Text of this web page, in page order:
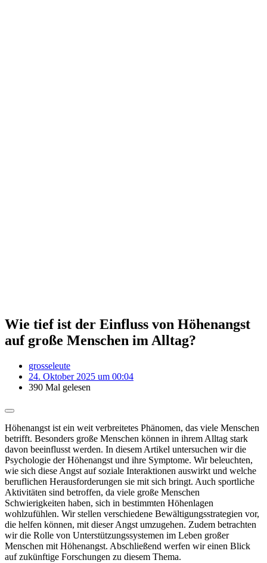
Wie tief ist der Einfluss von Höhenangst
auf große Menschen im Alltag?
grosseleute
24. Oktober 2025 um 00:04
390 Mal gelesen
Höhenangst ist ein weit verbreitetes Phänomen, das viele Menschen
betrifft. Besonders große Menschen können in ihrem Alltag stark
davon beeinflusst werden. In diesem Artikel untersuchen wir die
Psychologie der Höhenangst und ihre Symptome. Wir beleuchten,
wie sich diese Angst auf soziale Interaktionen auswirkt und welche
beruflichen Herausforderungen sie mit sich bringt. Auch sportliche
Aktivitäten sind betroffen, da viele große Menschen
Schwierigkeiten haben, sich in bestimmten Höhenlagen
wohlzufühlen. Wir stellen verschiedene Bewältigungsstrategien vor,
die helfen können, mit dieser Angst umzugehen. Zudem betrachten
wir die Rolle von Unterstützungssystemen im Leben großer
Menschen mit Höhenangst. Abschließend werfen wir einen Blick
auf zukünftige Forschungen zu diesem Thema.